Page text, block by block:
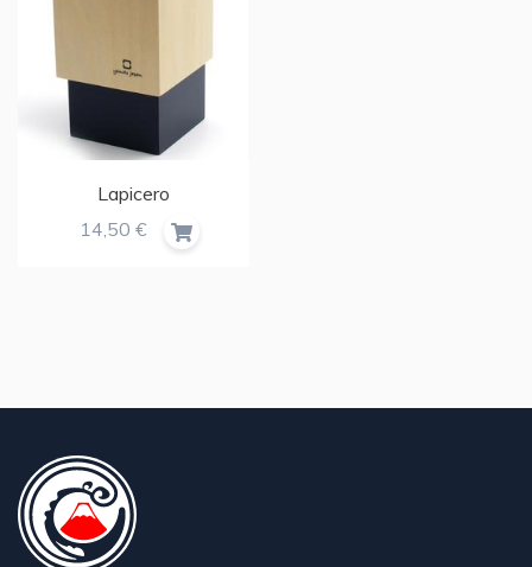
Lapicero
14,50 €